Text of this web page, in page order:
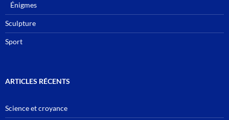
Énigmes
Sculpture
Sport
ARTICLES RÉCENTS
Science et croyance